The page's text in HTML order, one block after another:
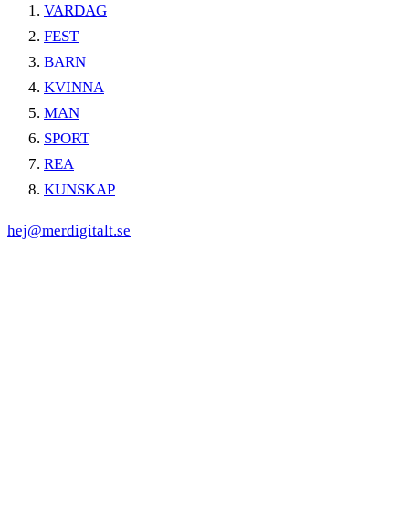
VARDAG
FEST
BARN
KVINNA
MAN
SPORT
REA
KUNSKAP
hej@merdigitalt.se